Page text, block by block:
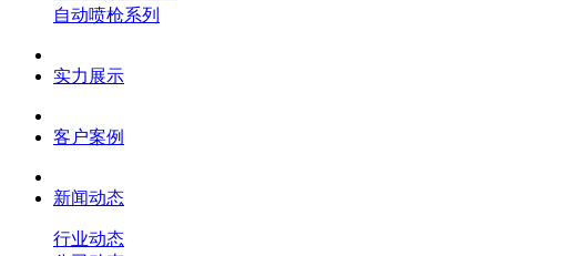
自动喷枪系列
实力展示
客户案例
新闻动态
行业动态